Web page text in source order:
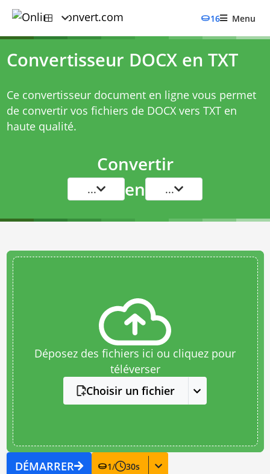
16 Menu
Convertisseur DOCX en TXT
Ce convertisseur document en ligne vous permet
de convertir vos fichiers de DOCX vers TXT en
haute qualité.
Convertir
... en ...
Déposez des fichiers ici ou cliquez pour
téléverser
Choisir un fichier
DÉMARRER 1/ 30s